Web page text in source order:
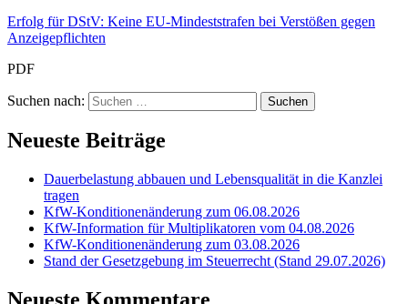
Erfolg für DStV: Keine EU-Mindeststrafen bei Verstößen gegen
Anzeigepflichten
PDF
Suchen nach:
Neueste Beiträge
Dauerbelastung abbauen und Lebensqualität in die Kanzlei
tragen
KfW-Konditionenänderung zum 06.08.2026
KfW-Information für Multiplikatoren vom 04.08.2026
KfW-Konditionenänderung zum 03.08.2026
Stand der Gesetzgebung im Steuerrecht (Stand 29.07.2026)